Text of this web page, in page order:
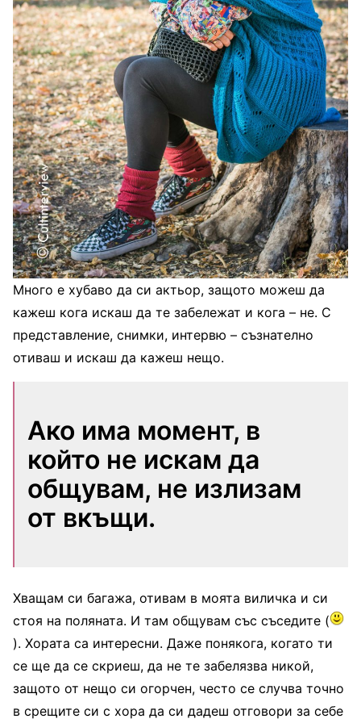
Много е хубаво да си актьор, защото можеш да
кажеш кога искаш да те забележат и кога – не. С
представление, снимки, интервю – съзнателно
отиваш и искаш да кажеш нещо.
Ако има момент, в
който не искам да
общувам, не излизам
от вкъщи.
Хващам си багажа, отивам в моята виличка и си
стоя на поляната. И там общувам със съседите (
). Хората са интересни. Даже понякога, когато ти
се ще да се скриеш, да не те забелязва никой,
защото от нещо си огорчен, често се случва точно
в срещите си с хора да си дадеш отговори за себе